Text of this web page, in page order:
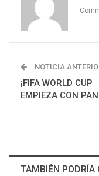
NOTICIA
¡FIFA WORLD CUP
EMPIEZA CON
TAMBIÉN PODRÍA